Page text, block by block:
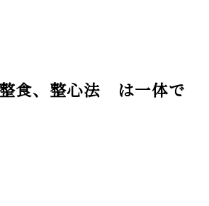
食、整心法 は一体で